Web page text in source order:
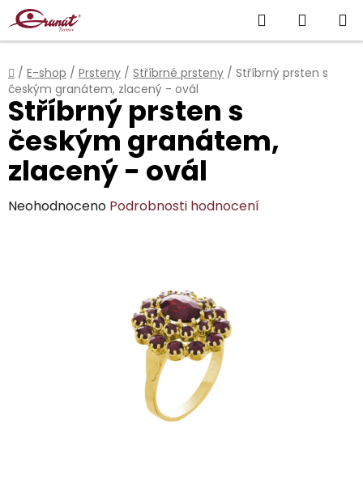
Přejít
na
obsah
Hledat
KOŠÍK
Domů
/ E-shop / Prsteny / Stříbrné prsteny / Stříbrný prsten s
českým granátem, zlacený - ovál
Stříbrný prsten s
českým granátem,
zlacený - ovál
Průměrné
Neohodnoceno Podrobnosti hodnocení